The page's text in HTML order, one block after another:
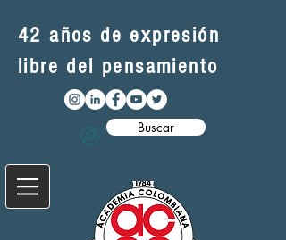
42 años de expresión
libre del pensamiento
Buscar